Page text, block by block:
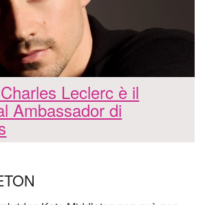
Leclerc è il
Ambassador di